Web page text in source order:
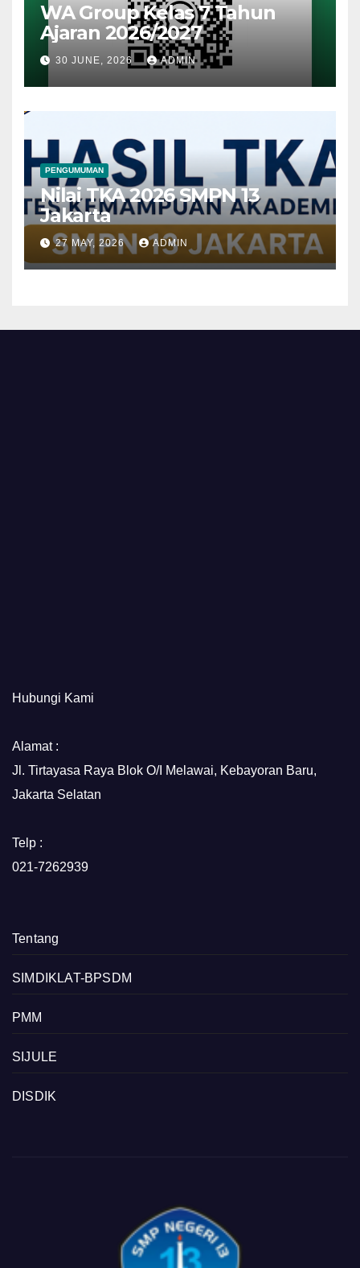
WA Group Kelas 7 Tahun
Ajaran 2026/2027
30 JUNE, 2026 ADMIN
PENGUMUMAN
Nilai TKA 2026 SMPN 13
Jakarta
27 MAY, 2026 ADMIN
Hubungi Kami
Alamat :
Jl. Tirtayasa Raya Blok O/I Melawai, Kebayoran Baru,
Jakarta Selatan
Telp :
021-7262939
Tentang
SIMDIKLAT-BPSDM
PMM
SIJULE
DISDIK